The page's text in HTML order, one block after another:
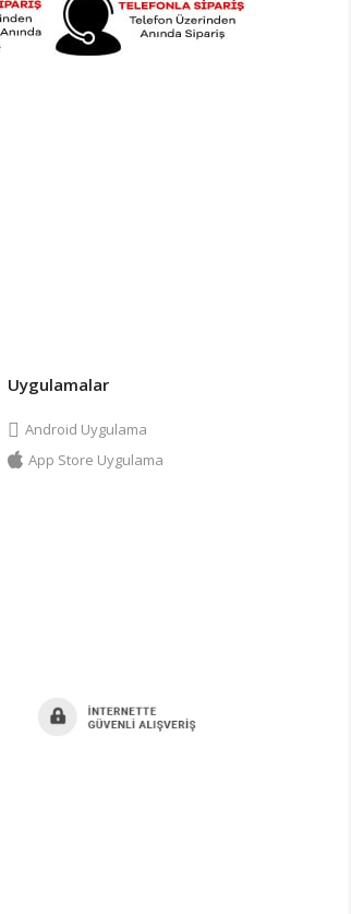
Uygulamalar
Android Uygulama
App Store Uygulama